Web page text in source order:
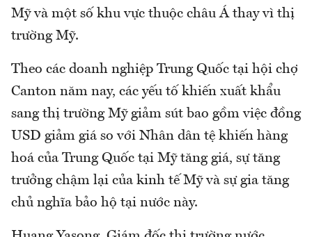
Mỹ và một số khu vực thuộc châu Á thay vì thị
trường Mỹ.
Theo các doanh nghiệp Trung Quốc tại hội chợ
Canton năm nay, các yếu tố khiến xuất khẩu
sang thị trường Mỹ giảm sút bao gồm việc đồng
USD giảm giá so với Nhân dân tệ khiến hàng
hoá của Trung Quốc tại Mỹ tăng giá, sự tăng
trưởng chậm lại của kinh tế Mỹ và sự gia tăng
chủ nghĩa bảo hộ tại nước này.